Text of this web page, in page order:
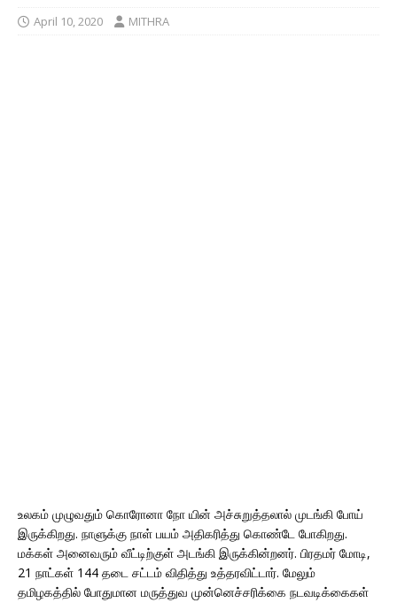
April 10, 2020 MITHRA
உலகம் முழுவதும் கொரோனா நோ யின் அச்சுறுத்தலால் முடங்கி போய்
இருக்கிறது. நாளுக்கு நாள் பயம் அதிகரித்து கொண்டே போகிறது.
மக்கள் அனைவரும் வீட்டிற்குள் அடங்கி இருக்கின்றனர். பிரதமர் மோடி,
21 நாட்கள் 144 தடை சட்டம் விதித்து உத்தரவிட்டார். மேலும்
தமிழகத்தில் போதுமான மருத்துவ முன்னெச்சரிக்கை நடவடிக்கைகள்